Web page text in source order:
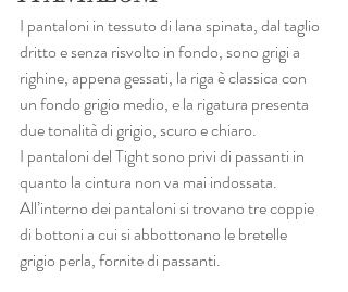
I pantaloni in tessuto di lana spinata, dal taglio
dritto e senza risvolto in fondo, sono grigi a
righine, appena gessati, la riga è classica con
un fondo grigio medio, e la rigatura presenta
due tonalità di grigio, scuro e chiaro.
I pantaloni del Tight sono privi di passanti in
quanto la cintura non va mai indossata.
All’interno dei pantaloni si trovano tre coppie
di bottoni a cui si abbottonano le bretelle
grigio perla, fornite di passanti.